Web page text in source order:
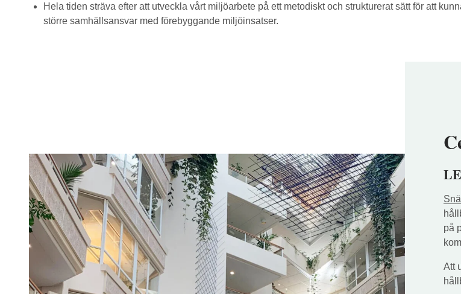
Hela tiden sträva efter att utveckla vårt miljöarbete på ett metodiskt och strukturerat sätt för att
större samhällsansvar med förebyggande miljöinsatser.
på
Att